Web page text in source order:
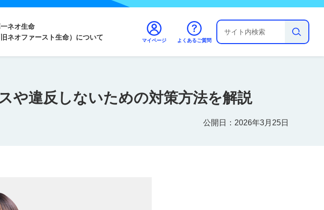
ネオ生命
旧ネオファースト生命）について
マイページ よくあるご質問
や違反しないための対策方法を解説
公開日：2026年3月25日